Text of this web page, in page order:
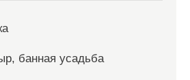
банная усадьба